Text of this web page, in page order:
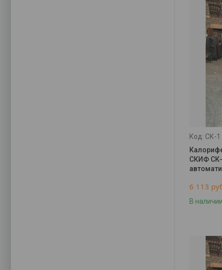
СК-
СКИФ СК-
6 113
В наличии